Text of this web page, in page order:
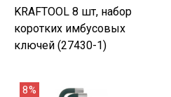
KRAFTOOL 8 шт, набор
коротких имбусовых
ключей (27430-1)
8%